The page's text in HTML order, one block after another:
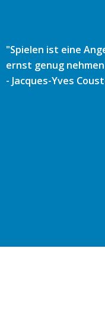
"Spielen ist eine
ernst genug
- Jacques-Yves